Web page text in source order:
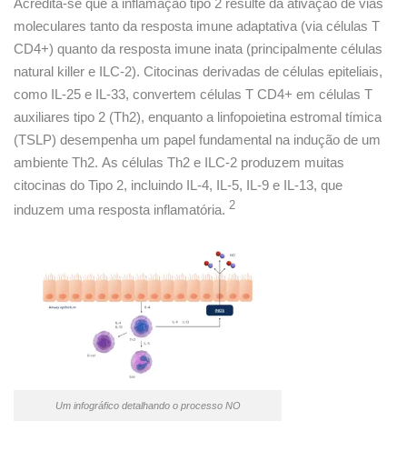
Acredita-se que a inflamação tipo 2 resulte da ativação de vias
moleculares tanto da resposta imune adaptativa (via células T
CD4+) quanto da resposta imune inata (principalmente células
natural killer e ILC-2). Citocinas derivadas de células epiteliais,
como IL-25 e IL-33, convertem células T CD4+ em células T
auxiliares tipo 2 (Th2), enquanto a linfopoietina estromal tímica
(TSLP) desempenha um papel fundamental na indução de um
ambiente Th2. As células Th2 e ILC-2 produzem muitas
citocinas do Tipo 2, incluindo IL-4, IL-5, IL-9 e IL-13, que
induzem uma resposta inflamatória. 2
Um infográfico detalhando o processo NO